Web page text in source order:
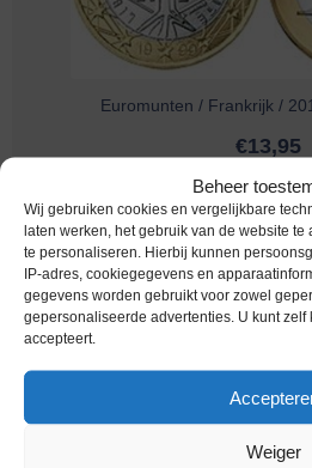
Beheer
Wij gebruiken cookies en vergelijkbare
laten werken, het gebruik van de website
te personaliseren. Hierbij kunnen
IP-adres, cookiegegevens en
gegevens worden gebruikt voor zowel
gepersonaliseerde advertenties. U kunt zelf
accepteert.
Weiger
Euromunten / Frankrijk /
€13,95
Euromunten / Frankrijk /